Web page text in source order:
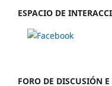
ESPACIO DE
FORO DE DISCUSIÓN